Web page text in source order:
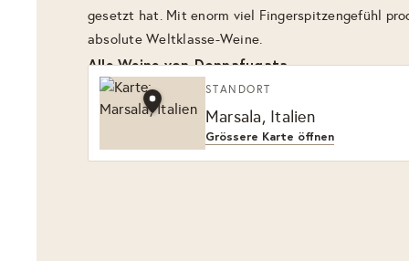
gesetzt hat. Mit enorm viel Fingerspitzengefühl
absolute Weltklasse-Weine.
Alle Weine von Donnafugata
STANDORT
Marsala, Italien
Grössere Karte öffnen